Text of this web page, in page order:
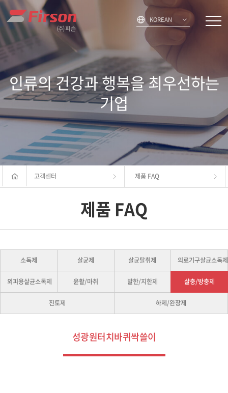
KOREAN
인류의 건강과 행복을 최우선하는
기업
고객센터 제품 FAQ
제품 FAQ
소독제 살균제 살균탈취제 의료기구살균소독제
외피용살균소독제 윤활/마취 발한/지한제 살충/방충제
진토제 하제/완장제
성광원터치바퀴싹쓸이